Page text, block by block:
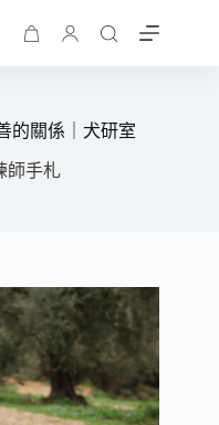
的關係｜犬研室
師手札